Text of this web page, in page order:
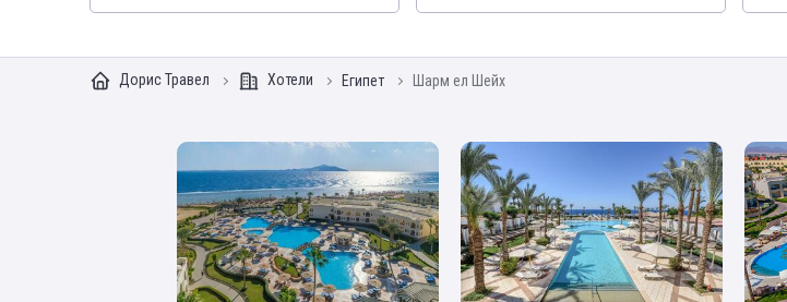
Дорис Травел Хотели Египет Шарм ел Шейх